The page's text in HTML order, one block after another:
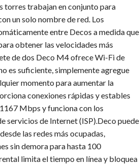
torres trabajan en conjunto para
un solo nombre de red. Los
entre Decos a medida que
obtener las velocidades más
de dos Deco M4 ofrece Wi-Fi de
es suficiente, simplemente agregue
momento para aumentar la
conexiones rápidas y estables
Mbps y funciona con los
servicios de Internet (ISP).Deco puede
las redes más ocupadas,
sin demora para hasta 100
limita el tiempo en línea y bloquea